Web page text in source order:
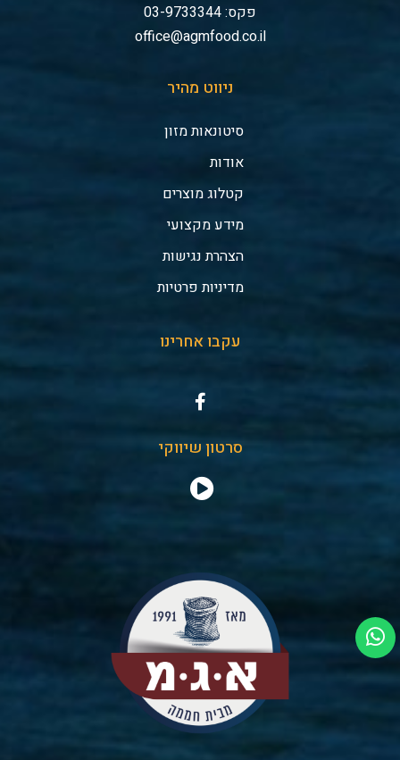
פקס: 03-9733344
office@agmfood.co.il
ניווט מהיר
סיטונאות מזון
אודות
קטלוג מוצרים
מידע מקצועי
הצהרת נגישות
מדיניות פרטיות
עקבו אחרינו
סרטון שיווקי